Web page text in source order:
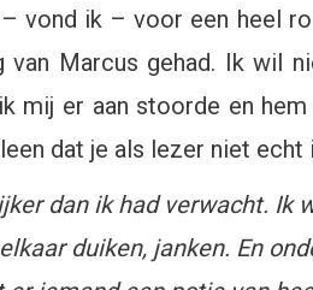
vond ik – voor een heel
Marcus gehad. Ik wil
mij er aan stoorde en
dat je als lezer niet echt
dan ik had verwacht. Ik
duiken, janken. En